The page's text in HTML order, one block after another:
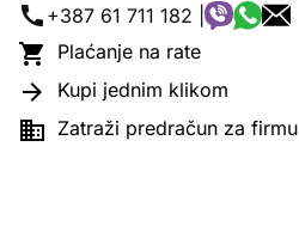
call +387 61 711 182 |
 Plaćanje na rate
 Kupi jednim klikom
 Zatraži predračun za firmu